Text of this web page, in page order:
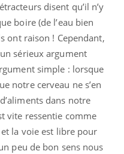
disent qu’il n’y
boire (de l’eau bien
ont raison ! Cependant,
sérieux argument
simple : lorsque
notre cerveau ne s’en
dans notre
vite ressentie comme
la voie est libre pour
peu de bon sens nous